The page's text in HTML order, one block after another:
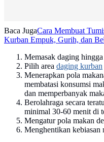
Baca JugaCara Membuat
Kurban Empuk, Gurih, dan
Memasak daging
Pilih area daging kurban
Menerapkan pola
membatasi konsumsi
dan memperbanyak
Berolahraga secara
minimal 30-60 menit di
Mengatur pola makan
Menghentikan kebiasan